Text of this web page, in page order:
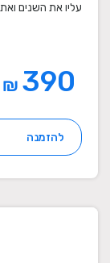
עליו את השנים
₪
להזמנה